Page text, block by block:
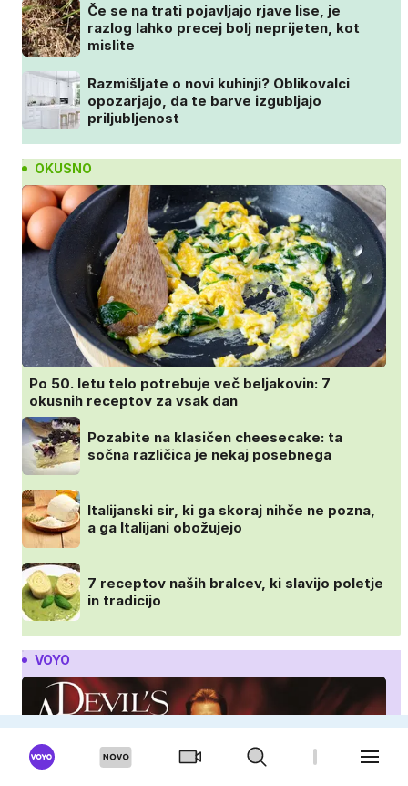
Če se na trati pojavljajo rjave lise, je
razlog lahko precej bolj neprijeten, kot
mislite
Razmišljate o novi kuhinji? Oblikovalci
opozarjajo, da te barve izgubljajo
priljubljenost
OKUSNO
Po 50. letu telo potrebuje več beljakovin: 7
okusnih receptov za vsak dan
Pozabite na klasičen cheesecake: ta
sočna različica je nekaj posebnega
Italijanski sir, ki ga skoraj nihče ne pozna,
a ga Italijani obožujejo
7 receptov naših bralcev, ki slavijo poletje
in tradicijo
VOYO